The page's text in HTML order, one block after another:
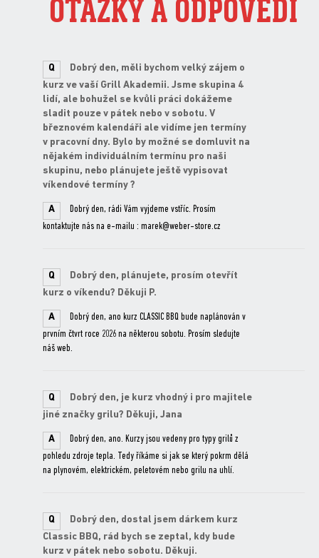
OTÁZKY A ODPOVĚDI
Q
Dobrý den, měli bychom velký zájem o
kurz ve vaší Grill Akademii. Jsme skupina 4
lidí, ale bohužel se kvůli práci dokážeme
sladit pouze v pátek nebo v sobotu. V
březnovém kalendáři ale vidíme jen termíny
v pracovní dny. Bylo by možné se domluvit na
nějakém individuálním termínu pro naši
skupinu, nebo plánujete ještě vypisovat
víkendové termíny ?
A
Dobrý den, rádi Vám vyjdeme vstříc. Prosím
kontaktujte nás na e-mailu : marek@weber-store.cz
Q
Dobrý den, plánujete, prosím otevřít
kurz o víkendu? Děkuji P.
A
Dobrý den, ano kurz CLASSIC BBQ bude naplánován v
prvním čtvrt roce 2026 na některou sobotu. Prosím sledujte
náš web.
Q
Dobrý den, je kurz vhodný i pro majitele
jiné značky grilu? Děkuji, Jana
A
Dobrý den, ano. Kurzy jsou vedeny pro typy grilů z
pohledu zdroje tepla. Tedy říkáme si jak se který pokrm dělá
na plynovém, elektrickém, peletovém nebo grilu na uhlí.
Q
Dobrý den, dostal jsem dárkem kurz
Classic BBQ, rád bych se zeptal, kdy bude
kurz v pátek nebo sobotu. Děkuji.